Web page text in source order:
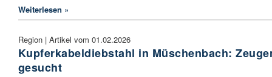
Weiterlesen »
Region | Artikel vom 01.02.2026
Kupferkabeldiebstahl in Müschenbach:
gesucht